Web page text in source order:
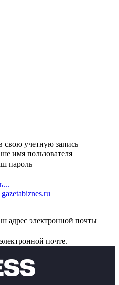
свою учётную запись
имя пользователя
пароль
адрес электронной почты
почте.